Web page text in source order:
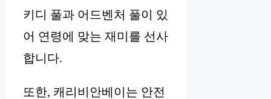
키디 풀과 어드벤처 풀이 있
어 연령에 맞는 재미를 선사
합니다.
또한, 캐리비안베이는 안전